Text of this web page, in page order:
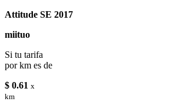
Attitude SE 2017
miituo
Si tu tarifa
por km es de
$ 0.61 x
km